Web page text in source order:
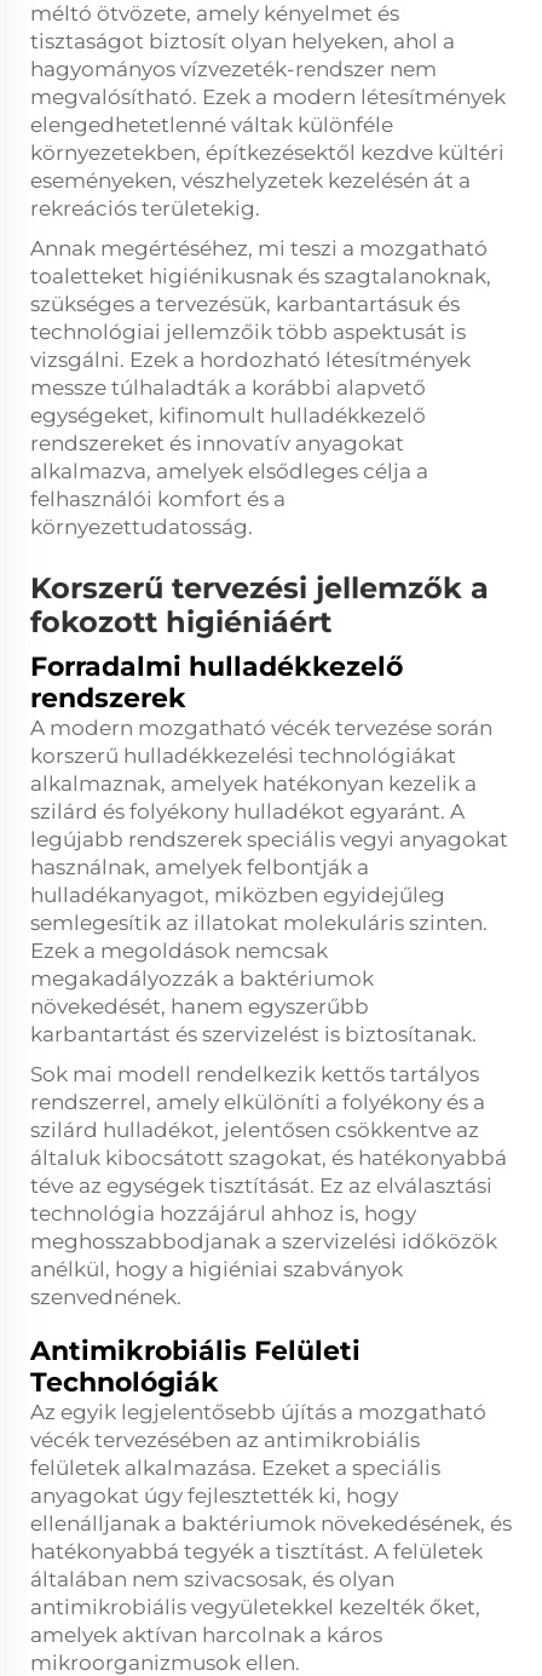
méltó ötvözete, amely kényelmet és
tisztaságot biztosít olyan helyeken, ahol a
hagyományos vízvezeték-rendszer nem
megvalósítható. Ezek a modern létesítmények
elengedhetetlenné váltak különféle
környezetekben, építkezésektől kezdve kültéri
eseményeken, vészhelyzetek kezelésén át a
rekreációs területekig.
Annak megértéséhez, mi teszi a mozgatható
toaletteket higiénikusnak és szagtalanoknak,
szükséges a tervezésük, karbantartásuk és
technológiai jellemzőik több aspektusát is
vizsgálni. Ezek a hordozható létesítmények
messze túlhaladták a korábbi alapvető
egységeket, kifinomult hulladékkezelő
rendszereket és innovatív anyagokat
alkalmazva, amelyek elsődleges célja a
felhasználói komfort és a
környezettudatosság.
Korszerű tervezési jellemzők a
fokozott higiéniáért
Forradalmi hulladékkezelő
rendszerek
A modern mozgatható vécék tervezése során
korszerű hulladékkezelési technológiákat
alkalmaznak, amelyek hatékonyan kezelik a
szilárd és folyékony hulladékot egyaránt. A
legújabb rendszerek speciális vegyi anyagokat
használnak, amelyek felbontják a
hulladékanyagot, miközben egyidejűleg
semlegesítik az illatokat molekuláris szinten.
Ezek a megoldások nemcsak
megakadályozzák a baktériumok
növekedését, hanem egyszerűbb
karbantartást és szervizelést is biztosítanak.
Sok mai modell rendelkezik kettős tartályos
rendszerrel, amely elkülöníti a folyékony és a
szilárd hulladékot, jelentősen csökkentve az
általuk kibocsátott szagokat, és hatékonyabbá
téve az egységek tisztítását. Ez az elválasztási
technológia hozzájárul ahhoz is, hogy
meghosszabbodjanak a szervizelési időközök
anélkül, hogy a higiéniai szabványok
szenvednének.
Antimikrobiális Felületi
Technológiák
Az egyik legjelentősebb újítás a mozgatható
vécék tervezésében az antimikrobiális
felületek alkalmazása. Ezeket a speciális
anyagokat úgy fejlesztették ki, hogy
ellenálljanak a baktériumok növekedésének, és
hatékonyabbá tegyék a tisztítást. A felületek
általában nem szivacsosak, és olyan
antimikrobiális vegyületekkel kezelték őket,
amelyek aktívan harcolnak a káros
mikroorganizmusok ellen.